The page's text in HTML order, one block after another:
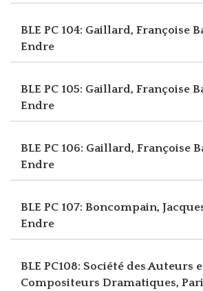
BLE PC 104: Gaillard, Françoise
Endre
BLE PC 105: Gaillard, Françoise
Endre
BLE PC 106: Gaillard, Françoise
Endre
BLE PC 107: Boncompain,
Endre
BLE PC108: Société des Auteurs
Compositeurs Dramatiques,